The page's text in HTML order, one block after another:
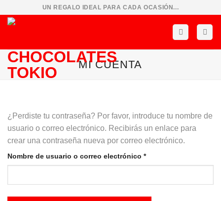
UN REGALO IDEAL PARA CADA OCASIÓN...
MI CUENTA
¿Perdiste tu contraseña? Por favor, introduce tu nombre de
usuario o correo electrónico. Recibirás un enlace para
crear una contraseña nueva por correo electrónico.
Nombre de usuario o correo electrónico *Obligatorio